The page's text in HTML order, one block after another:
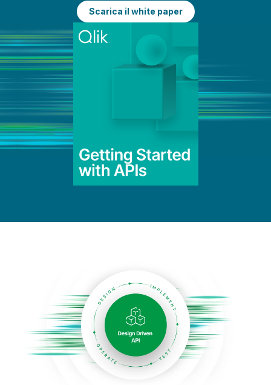
Scarica il white paper